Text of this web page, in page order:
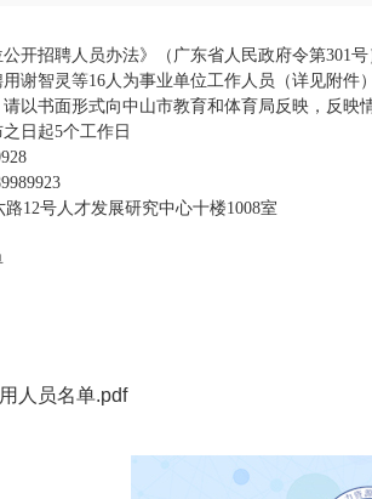
招聘人员办法》（广东省人民政府令第301号
谢智灵等16人为事业单位工作人员（详见附件
书面形式向中山市教育和体育局反映，反映
日起5个工作日
号人才发展研究中心十楼1008室
人员名单.pdf